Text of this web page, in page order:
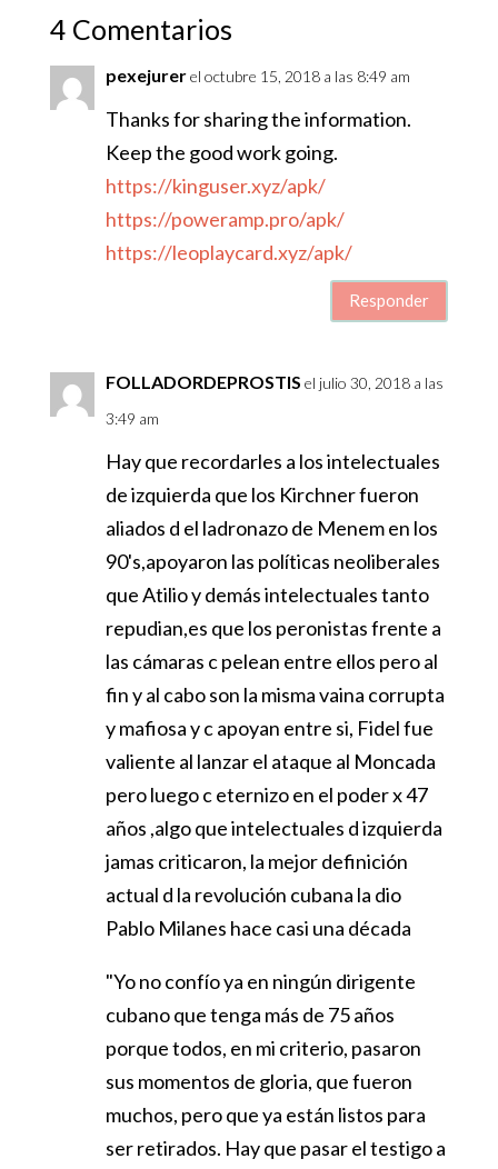
4 Comentarios
pexejurerel octubre 15, 2018 a las 8:49 am
Thanks for sharing the information.
Keep the good work going.
https://kinguser.xyz/apk/
https://poweramp.pro/apk/
https://leoplaycard.xyz/apk/
Responder
FOLLADORDEPROSTIS el julio 30, 2018 a las
3:49 am
Hay que recordarles a los intelectuales
de izquierda que los Kirchner fueron
aliados d el ladronazo de Menem en los
90's,apoyaron las políticas neoliberales
que Atilio y demás intelectuales tanto
repudian,es que los peronistas frente a
las cámaras c pelean entre ellos pero al
fin y al cabo son la misma vaina corrupta
y mafiosa y c apoyan entre si, Fidel fue
valiente al lanzar el ataque al Moncada
pero luego c eternizo en el poder x 47
años ,algo que intelectuales d izquierda
jamas criticaron, la mejor definición
actual d la revolución cubana la dio
Pablo Milanes hace casi una década
"Yo no confío ya en ningún dirigente
cubano que tenga más de 75 años
porque todos, en mi criterio, pasaron
sus momentos de gloria, que fueron
muchos, pero que ya están listos para
ser retirados. Hay que pasar el testigo a